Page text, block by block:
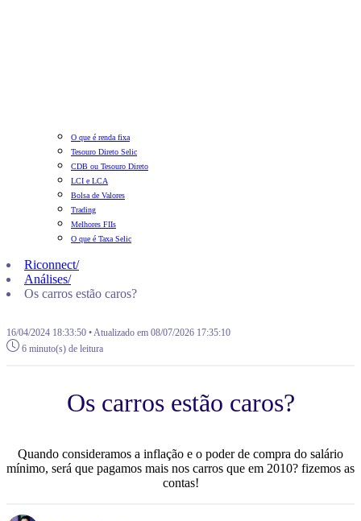
O que é renda fixa
Tesouro Direto Selic
CDB ou Tesouro Direto
LCI e LCA
Bolsa de Valores
Trading
Melhores FIIs
O que é Taxa Selic
Riconnect/
Análises/
Os carros estão caros?
16/04/2024 18:33:50 • Atualizado em 08/07/2026 17:35:10
6 minuto(s) de leitura
Os carros estão caros?
Quando consideramos a inflação e o poder de compra do salário
mínimo, será que pagamos mais nos carros que em 2010? fizemos as
contas!